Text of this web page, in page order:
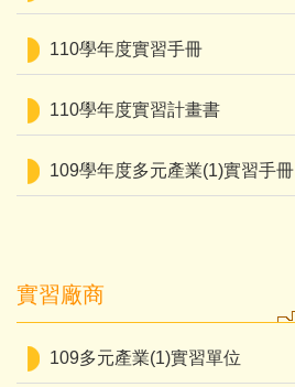
110學年度實習手冊
110學年度實習計畫書
109學年度多元產業(1)實習手冊
實習廠商
109多元產業(1)實習單位